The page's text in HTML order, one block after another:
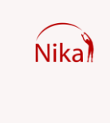
sadržaj